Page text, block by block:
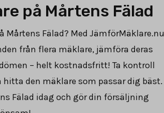
på Mårtens Fälad
Mårtens Fälad? Med JämförMäklare.nu
från flera mäklare, jämföra deras
– helt kostnadsfritt! Ta kontroll
den mäklare som passar dig bäst.
Fälad idag och gör din försäljning